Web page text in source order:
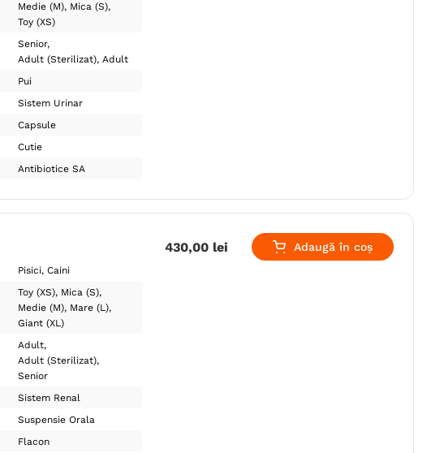
Medie (M) Mica (S)
Toy (XS)
Senior
Adult (Sterilizat) Adult
Pui
Sistem Urinar
Capsule
Cutie
Antibiotice SA
Pisici Caini
Toy (XS) Mica (S)
Medie (M) Mare (L)
Giant (XL)
Adult
Adult (Sterilizat)
Senior
Sistem Renal
Suspensie Orala
Flacon
430,00 lei Adaugă în coș